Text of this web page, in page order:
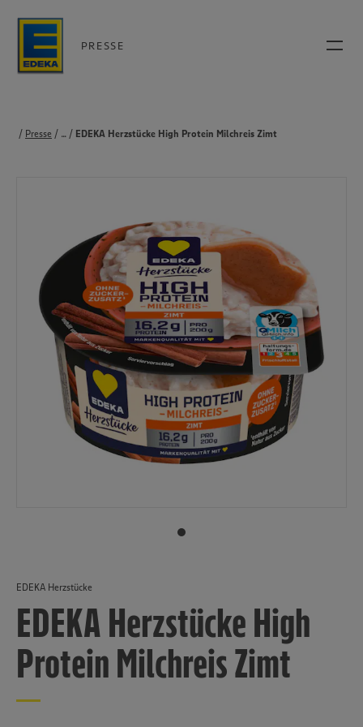
PRESSE
Presse Produkte
EDEKA Herzstücke High Protein Milchreis Zimt
...
EDEKA Herzstücke
EDEKA Herzstücke High
Protein Milchreis Zimt